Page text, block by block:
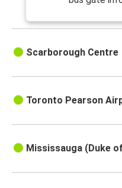
Scarborough Centre
Toronto Pearson
Mississauga (Duke